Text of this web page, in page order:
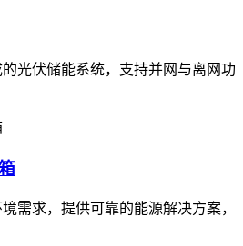
光伏储能系统，支持并网与离网功
需求，提供可靠的能源解决方案，